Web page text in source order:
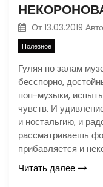
От 13.03.2019
Полезное
Гуляя по залам
бесспорно,
поп-музыки,
чувств. И
и ностальгию, и
рассматриваешь
прибавляется и
Читать далее